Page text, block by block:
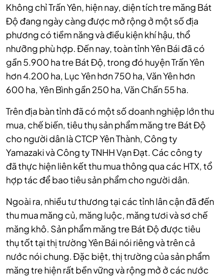
Không chỉ Trấn Yên, hiện nay, diện tích tre măng Bát
Độ đang ngày càng được mở rộng ở một số địa
phương có tiềm năng và điều kiện khí hậu, thổ
nhưỡng phù hợp. Đến nay, toàn tỉnh Yên Bái đã có
gần 5.900 ha tre Bát Độ, trong đó huyện Trấn Yên
hơn 4.200 ha, Lục Yên hơn 750 ha, Văn Yên hơn
600 ha, Yên Bình gần 250 ha, Văn Chấn 55 ha.
Trên địa bàn tỉnh đã có một số doanh nghiệp lớn thu
mua, chế biến, tiêu thụ sản phẩm măng tre Bát Độ
cho người dân là CTCP Yên Thành, Công ty
Yamazaki và Công ty TNHH Vạn Đạt. Các công ty
đã thực hiện liên kết thu mua thông qua các HTX, tổ
hợp tác để bao tiêu sản phẩm cho người dân.
Ngoài ra, nhiều tư thương tại các tỉnh lân cận đã đến
thu mua măng củ, măng luộc, măng tươi và sơ chế
măng khô. Sản phẩm măng tre Bát Độ được tiêu
thụ tốt tại thị trường Yên Bái nói riêng và trên cả
nước nói chung. Đặc biệt, thị trường của sản phẩm
măng tre hiện rất bền vững và rộng mở ở các nước